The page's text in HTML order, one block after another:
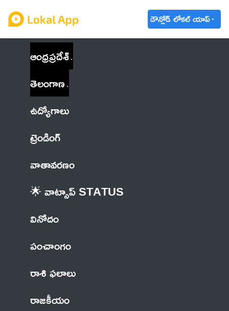
డౌన్లోడ్ లోకల్ యాప్
ఆంధ్రప్రదేశ్
తెలంగాణ
ఉద్యోగాలు
ట్రెండింగ్
వాతావరణం
🌟 వాట్సాప్ STATUS
వినోదం
పంచాంగం
రాశి ఫలాలు
రాజకీయం